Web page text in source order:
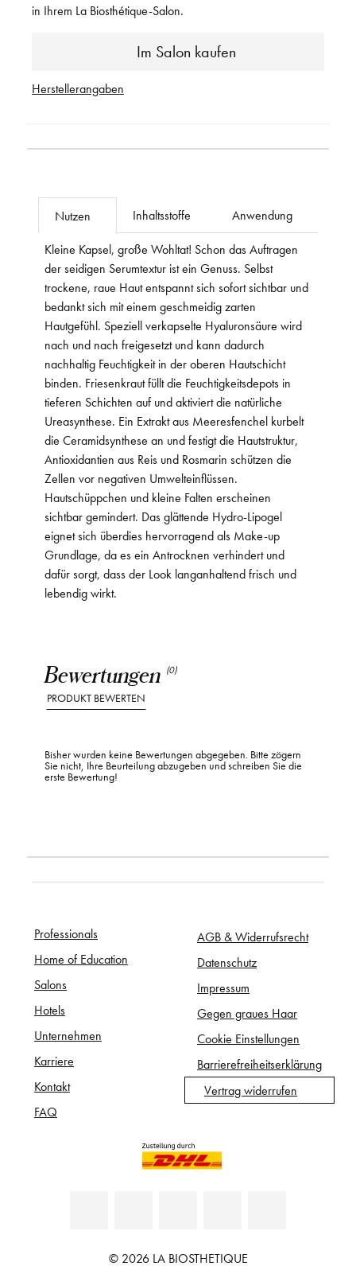
Im Salon kaufen
in Ihrem La Biosthétique-Salon.
Herstellerangaben
Bewertungen (0)
PRODUKT BEWERTEN
Bisher wurden keine Bewertungen abgegeben. Bitte zögern
Sie nicht, Ihre Beurteilung abzugeben und schreiben Sie die
erste Bewertung!
Nutzen Inhaltsstoffe Anwendung
Kleine Kapsel, große Wohltat! Schon das Auftragen
der seidigen Serumtextur ist ein Genuss. Selbst
trockene, raue Haut entspannt sich sofort sichtbar und
bedankt sich mit einem geschmeidig zarten
Hautgefühl. Speziell verkapselte Hyaluronsäure wird
nach und nach freigesetzt und kann dadurch
nachhaltig Feuchtigkeit in der oberen Hautschicht
binden. Friesenkraut füllt die Feuchtigkeitsdepots in
tieferen Schichten auf und aktiviert die natürliche
Ureasynthese. Ein Extrakt aus Meeresfenchel kurbelt
die Ceramidsynthese an und festigt die Hautstruktur,
Antioxidantien aus Reis und Rosmarin schützen die
Zellen vor negativen Umwelteinflüssen.
Hautschüppchen und kleine Falten erscheinen
sichtbar gemindert. Das glättende Hydro-Lipogel
eignet sich überdies hervorragend als Make-up
Grundlage, da es ein Antrocknen verhindert und
dafür sorgt, dass der Look langanhaltend frisch und
lebendig wirkt.
Professionals
Home of Education
Salons
Hotels
Unternehmen
Karriere
Kontakt
FAQ
AGB & Widerrufsrecht
Datenschutz
Impressum
Gegen graues Haar
Cookie Einstellungen
Barrierefreiheitserklärung
Vertrag widerrufen
© 2026 LA BIOSTHETIQUE